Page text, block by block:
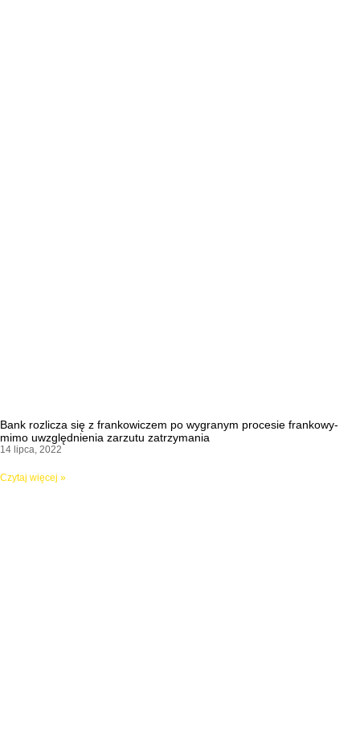
Bank rozlicza się z frankowiczem po wygranym procesie frankowy-
mimo uwzględnienia zarzutu zatrzymania
14 lipca, 2022
Czytaj więcej »